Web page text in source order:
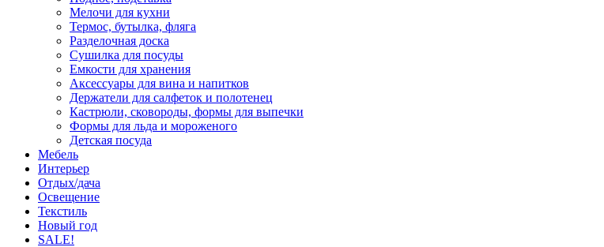
Мелочи для кухни
Термос, бутылка, фляга
Разделочная доска
Сушилка для посуды
Емкости для хранения
Аксессуары для вина и напитков
Держатели для салфеток и полотенец
Кастрюли, сковороды, формы для выпечки
Формы для льда и мороженого
Детская посуда
Мебель
Интерьер
Отдых/дача
Освещение
Текстиль
Новый год
SALE!